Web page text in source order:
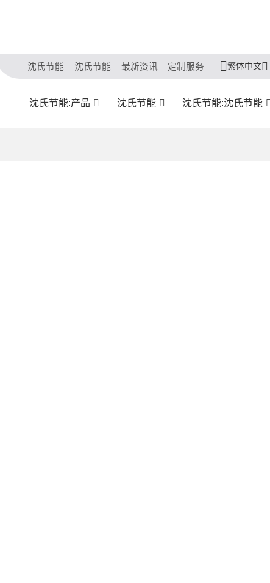
沈氏节能 沈氏节能 最新资讯 定制服务 繁体中文
沈氏节能:产品 沈氏节能 沈氏节能:沈氏节能